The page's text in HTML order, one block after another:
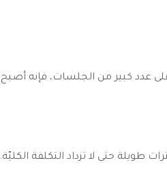
عدد كبير من الجلسات، فإنه أصبح
طويلة حتى لا تزداد التكلفة الكليّة.